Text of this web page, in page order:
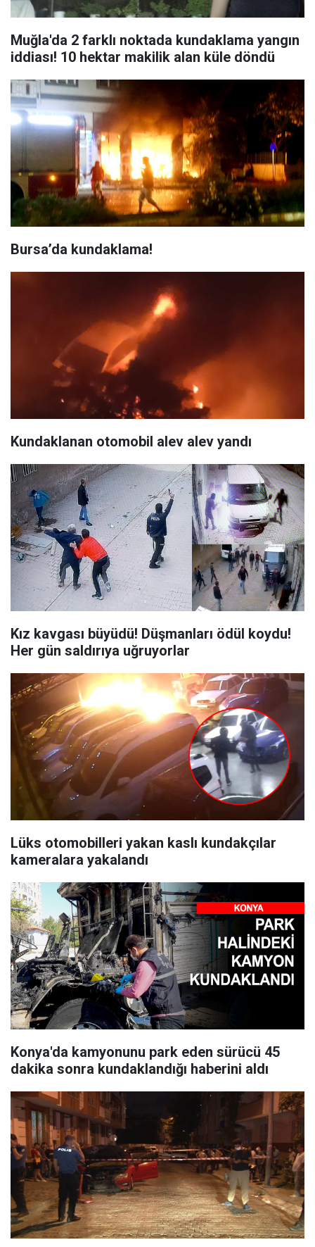
Muğla'da 2 farklı noktada kundaklama yangın
iddiası! 10 hektar makilik alan küle döndü
Bursa’da kundaklama!
Kundaklanan otomobil alev alev yandı
Kız kavgası büyüdü! Düşmanları ödül koydu!
Her gün saldırıya uğruyorlar
Lüks otomobilleri yakan kaslı kundakçılar
kameralara yakalandı
Konya'da kamyonunu park eden sürücü 45
dakika sonra kundaklandığı haberini aldı